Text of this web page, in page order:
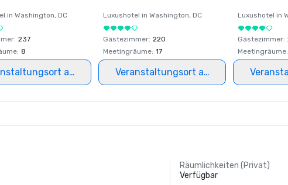
in Washington, DC
: 237
: 8
auswählen
Luxushotel in Washington, DC
Gästezimmer: 220
Meetingräume: 17
Veranstaltungsort auswählen
Luxushotel in
Gästezimmer:
Meetingräume:
Räumlichkeiten (Privat)
Verfügbar